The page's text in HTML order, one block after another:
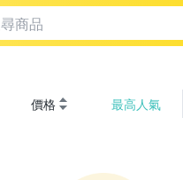
價格 最高人氣